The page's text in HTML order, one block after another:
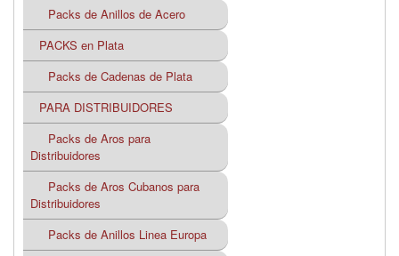
Packs de Anillos de Acero
PACKS en Plata
Packs de Cadenas de Plata
PARA DISTRIBUIDORES
Packs de Aros para
Distribuidores
Packs de Aros Cubanos para
Distribuidores
Packs de Anillos Linea Europa